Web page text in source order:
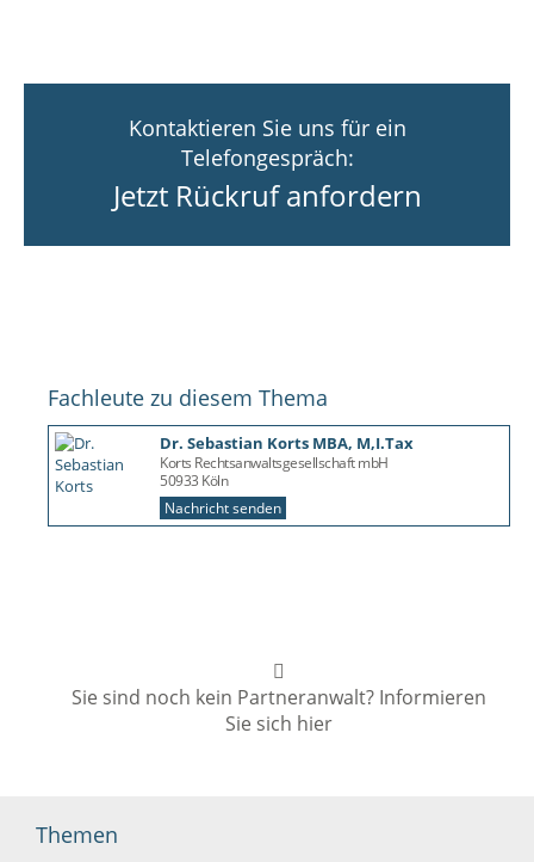
Kontaktieren Sie uns für ein
Telefongespräch:
Jetzt Rückruf anfordern
Fachleute zu diesem Thema
Dr. Sebastian Korts MBA, M,I.Tax
Korts Rechtsanwaltsgesellschaft mbH
50933 Köln
Nachricht senden
Sie sind noch kein Partneranwalt? Informieren
Sie sich hier
Themen